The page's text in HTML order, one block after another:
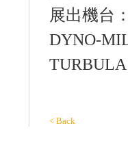
展出機台
DYNO-
< Back